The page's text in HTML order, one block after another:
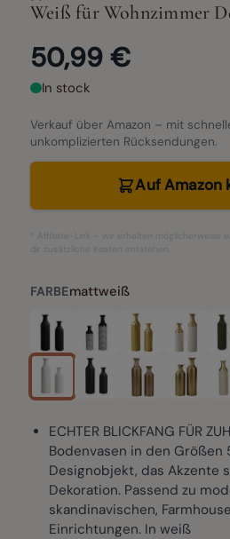
Weiß für Wohnzimmer
50,99 €
In stock
Verkauf über Amazon – mit
unkomplizierten Rücksendungen.
Auf Amazon
* Affiliate-Link – wir erhalten möglicherweise
dir zusätzliche Kosten entstehen.
FARBEmattweiß
ECHTER BLICKFANG FÜR
Bodenvasen in den Größen
Designobjekt, das Akzente
Dekoration. Passend zu
skandinavischen,
Einrichtungen. In weiß